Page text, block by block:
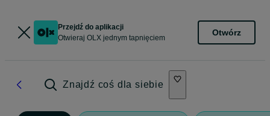
Przejdź do aplikacji
Otwieraj OLX jednym tapnięciem
Otwórz
Znajdź coś dla siebie